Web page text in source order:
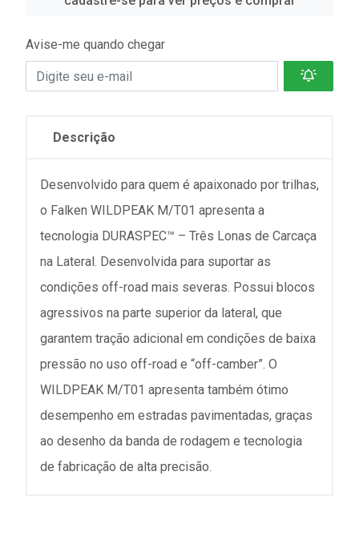
Avise-me quando chegar
Descrição
Desenvolvido para quem é apaixonado por trilhas,
o Falken WILDPEAK M/T01 apresenta a
tecnologia DURASPEC™ – Três Lonas de Carcaça
na Lateral. Desenvolvida para suportar as
condições off-road mais severas. Possui blocos
agressivos na parte superior da lateral, que
garantem tração adicional em condições de baixa
pressão no uso off-road e “off-camber”. O
WILDPEAK M/T01 apresenta também ótimo
desempenho em estradas pavimentadas, graças
ao desenho da banda de rodagem e tecnologia
de fabricação de alta precisão.